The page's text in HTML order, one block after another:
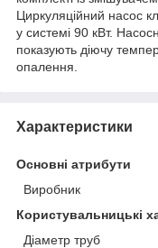
Циркуляційний насос
у системі 90 кВт.
показують діючу
опалення.
Характеристики
Основні атрибути
Виробник
Користувальницькі
Діаметр труб